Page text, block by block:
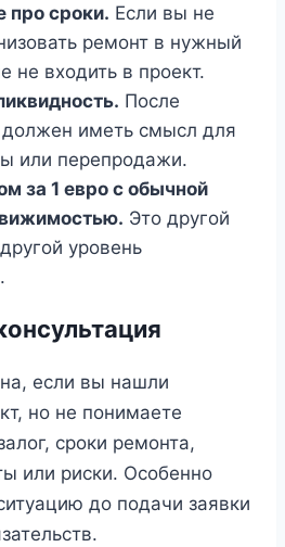
про сроки. Если вы не
ремонт в нужный
не входить в проект.
После
иметь смысл для
или перепродажи.
за 1 евро с обычной
Это другой
уровень
если вы нашли
но не понимаете
сроки ремонта,
или риски. Особенно
до подачи заявки